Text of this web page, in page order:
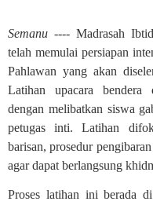
Semanu ---- Madrasah
telah memulai persiapan
Pahlawan yang akan
Latihan upacara bendera
dengan melibatkan siswa
petugas inti. Latihan
barisan, prosedur
agar dapat berlangsung
Proses latihan ini berada